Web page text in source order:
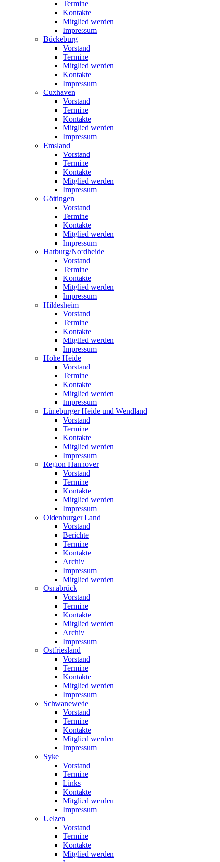
Termine
Kontakte
Mitglied werden
Impressum
Bückeburg
Vorstand
Termine
Mitglied werden
Kontakte
Impressum
Cuxhaven
Vorstand
Termine
Kontakte
Mitglied werden
Impressum
Emsland
Vorstand
Termine
Kontakte
Mitglied werden
Impressum
Göttingen
Vorstand
Termine
Kontakte
Mitglied werden
Impressum
Harburg/Nordheide
Vorstand
Termine
Kontakte
Mitglied werden
Impressum
Hildesheim
Vorstand
Termine
Kontakte
Mitglied werden
Impressum
Hohe Heide
Vorstand
Termine
Kontakte
Mitglied werden
Impressum
Lüneburger Heide und Wendland
Vorstand
Termine
Kontakte
Mitglied werden
Impressum
Region Hannover
Vorstand
Termine
Kontakte
Mitglied werden
Impressum
Oldenburger Land
Vorstand
Berichte
Termine
Kontakte
Archiv
Impressum
Mitglied werden
Osnabrück
Vorstand
Termine
Kontakte
Mitglied werden
Archiv
Impressum
Ostfriesland
Vorstand
Termine
Kontakte
Mitglied werden
Impressum
Schwanewede
Vorstand
Termine
Kontakte
Mitglied werden
Impressum
Syke
Vorstand
Termine
Links
Kontakte
Mitglied werden
Impressum
Uelzen
Vorstand
Termine
Kontakte
Mitglied werden